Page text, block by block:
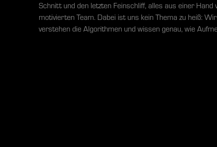
Schnitt und den letzten Feinschliff, alles aus einer Hand
motivierten Team. Dabei ist uns kein Thema zu heiß:
verstehen die Algorithmen und wissen genau, wie